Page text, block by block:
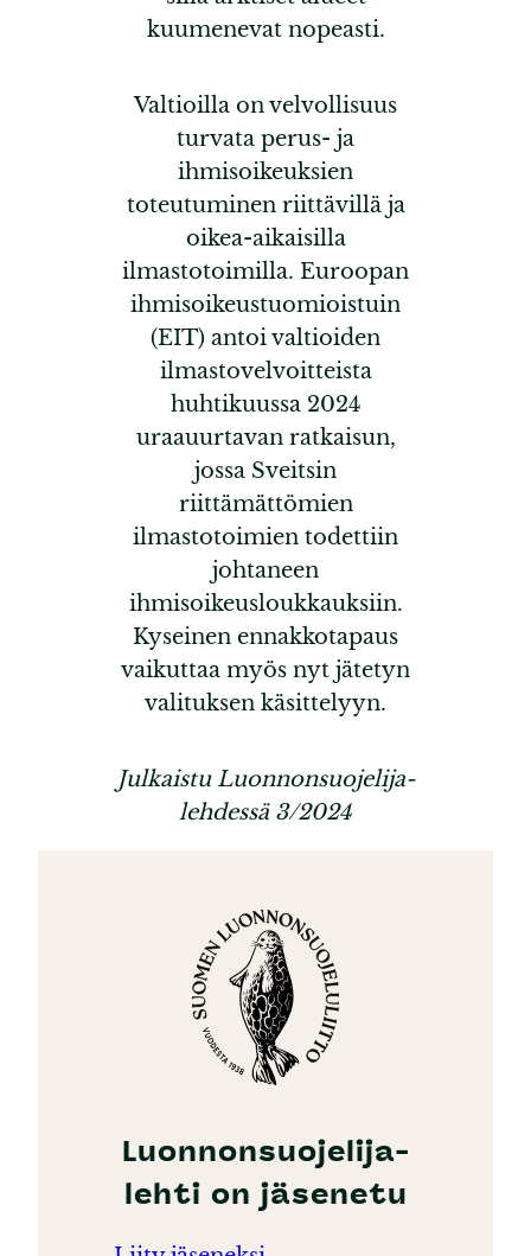
kuumenevat nopeasti.
Valtioilla on velvollisuus
turvata perus- ja
ihmisoikeuksien
toteutuminen riittävillä ja
oikea-aikaisilla
ilmastotoimilla. Euroopan
ihmisoikeustuomioistuin
(EIT) antoi valtioiden
ilmastovelvoitteista
huhtikuussa 2024
uraauurtavan ratkaisun,
jossa Sveitsin
riittämättömien
ilmastotoimien todettiin
johtaneen
ihmisoikeusloukkauksiin.
Kyseinen ennakkotapaus
vaikuttaa myös nyt jätetyn
valituksen käsittelyyn.
Julkaistu Luonnonsuojelija-
lehdessä 3/2024
Luonnonsuojelija-
lehti on jäsenetu